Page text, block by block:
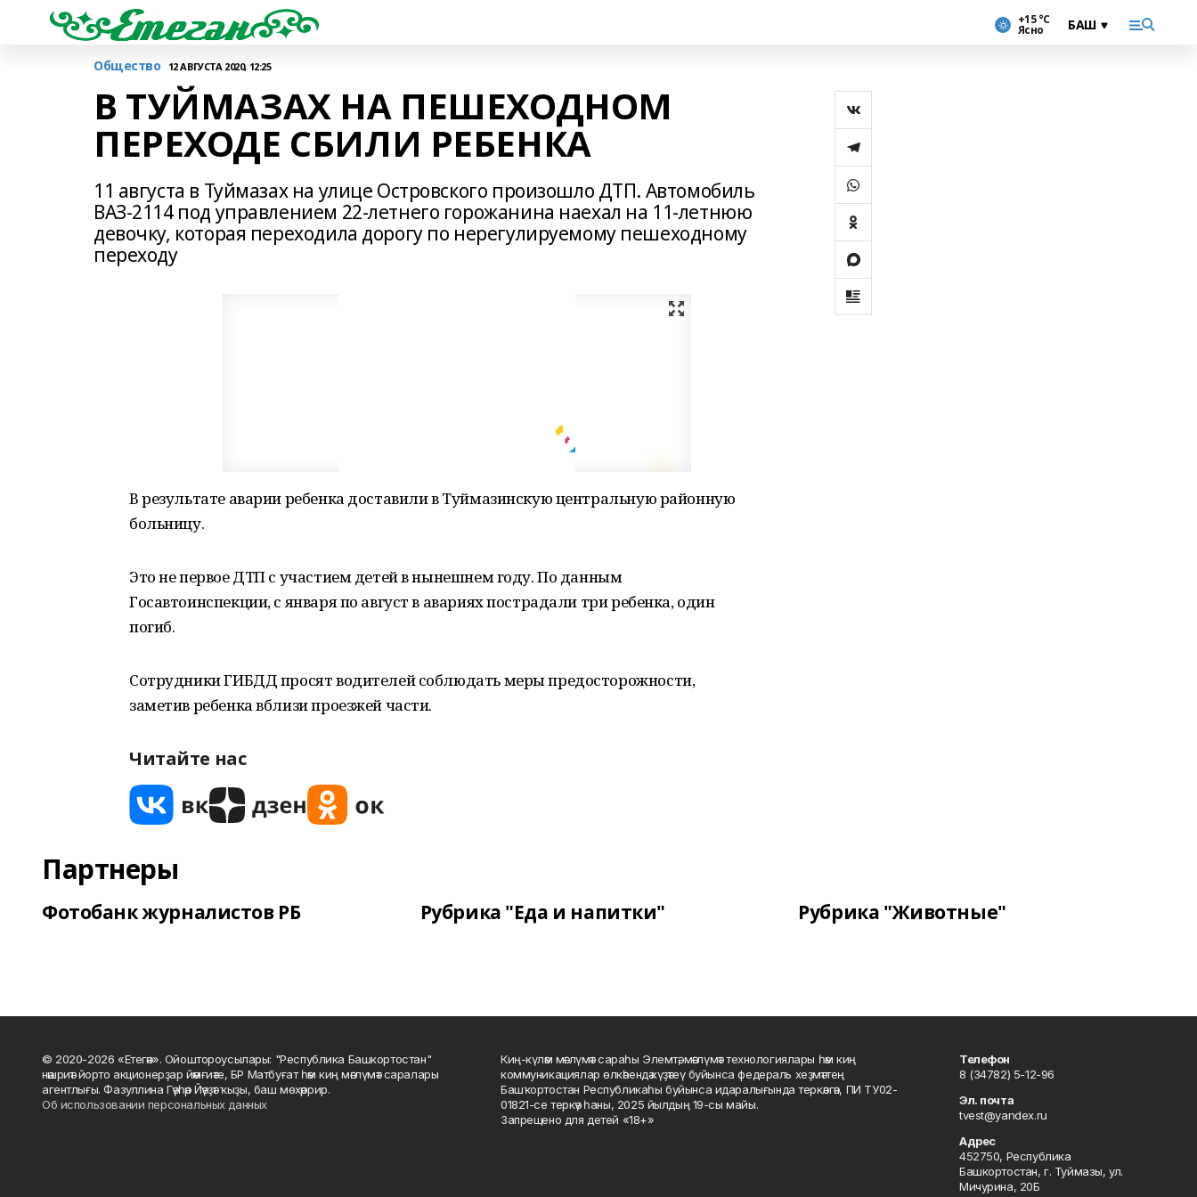
+15 °С
Ясно
Общество 12 АВГУСТА 2020, 12:25
В ТУЙМАЗАХ НА ПЕШЕХОДНОМ
ПЕРЕХОДЕ СБИЛИ РЕБЕНКА
11 августа в Туймазах на улице Островского произошло ДТП. Автомобиль
ВАЗ-2114 под управлением 22-летнего горожанина наехал на 11-летнюю
девочку, которая переходила дорогу по нерегулируемому пешеходному
переходу
В результате аварии ребенка доставили в Туймазинскую центральную районную
больницу.
Это не первое ДТП с участием детей в нынешнем году. По данным
Госавтоинспекции, с января по август в авариях пострадали три ребенка, один
погиб.
Сотрудники ГИБДД просят водителей соблюдать меры предосторожности,
заметив ребенка вблизи проезжей части.
Читайте нас
Партнеры
Фотобанк журналистов РБ Рубрика "Еда и напитки" Рубрика "Животные"
© 2020-2026 «Етегән». Ойоштороусылары: "Республика Башкортостан"
нәшриәт йорто акционерҙар йәмғиәте, БР Матбуғат һәм киң мәғлүмәт саралары
агентлығы. Фазуллина Гәүһәр Йәүҙәт ҡыҙы, баш мөхәррир.
Об использовании персональных данных
Киң-күләм мәғлүмәт сараһы Элемтә, мәғлүмәт технологиялары һәм киң
коммуникациялар өлкәһендә күҙәтеү буйынса федераль хеҙмәттең
Башҡортостан Республикаһы буйынса идаралығында теркәлгән, ПИ ТУ02-
01821-се теркәү һаны, 2025 йылдың 19-сы майы.
Запрещено для детей «18+»
Телефон
8 (34782) 5-12-96
Эл. почта
tvest@yandex.ru
Адрес
452750, Республика
Башкортостан, г. Туймазы, ул.
Мичурина, 20Б